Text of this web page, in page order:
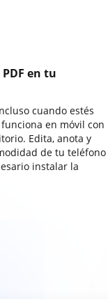
en tu
cuando estés
en móvil con
Edita, anota y
de tu teléfono
instalar la